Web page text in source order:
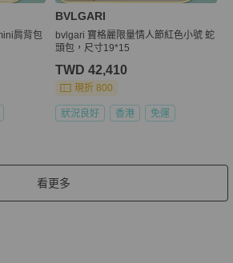
肩背包
BVLGARI
bvlgari 寶格麗限量情人節紅色小號 蛇
頭包，尺寸19*15
TWD 42,410
現折 800
狀況良好 香港 免運
看更多